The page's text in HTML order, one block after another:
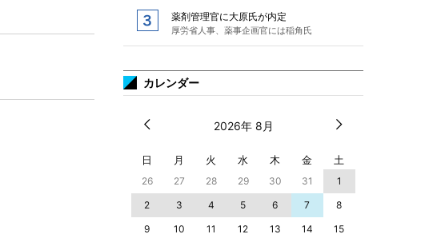
薬剤管理官に大原氏が内定
厚労省人事、薬事企画官には稲角氏
カレンダー
2026年 8月
日 月 火 水 木 金 土
26 27 28 29 30 31
1
2
3 4 5 6 7
8
9
10 11 12 13 14
15